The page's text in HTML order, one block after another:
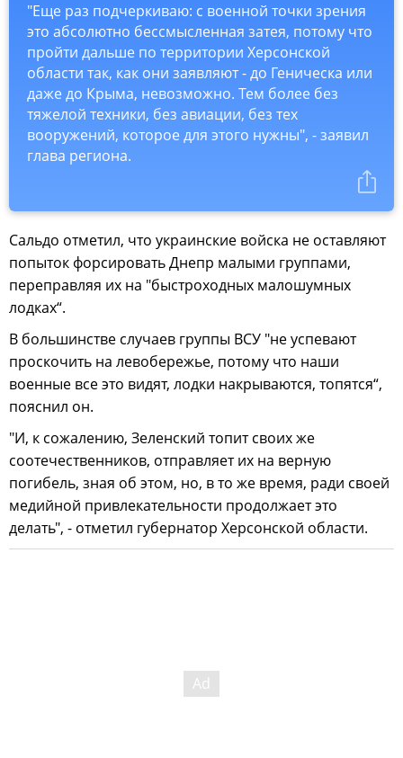
"Еще раз подчеркиваю: с военной точки зрения
это абсолютно бессмысленная затея, потому что
пройти дальше по территории Херсонской
области так, как они заявляют - до Геническа или
даже до Крыма, невозможно. Тем более без
тяжелой техники, без авиации, без тех
вооружений, которое для этого нужны", - заявил
глава региона.
Сальдо отметил, что украинские войска не оставляют
попыток форсировать Днепр малыми группами,
переправляя их на "быстроходных малошумных
лодках“.
В большинстве случаев группы ВСУ "не успевают
проскочить на левобережье, потому что наши
военные все это видят, лодки накрываются, топятся“,
пояснил он.
"И, к сожалению, Зеленский топит своих же
соотечественников, отправляет их на верную
погибель, зная об этом, но, в то же время, ради своей
медийной привлекательности продолжает это
делать", - отметил губернатор Херсонской области.